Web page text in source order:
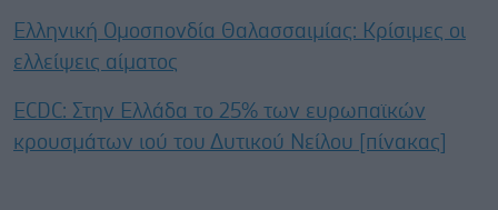
Ελληνική Ομοσπονδία Θαλασσαιμίας: Κρίσιμες οι
ελλείψεις αίματος
ECDC: Στην Ελλάδα το 25% των ευρωπαϊκών
κρουσμάτων ιού του Δυτικού Νείλου [πίνακας]